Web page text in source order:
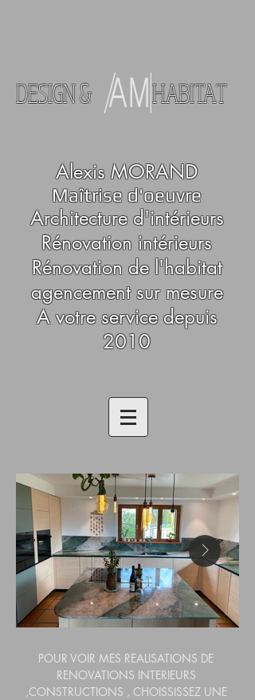
DESIGN & HABITAT
Alexis MORAND
Maîtrise d'oeuvre
Architecture d'intérieurs
Rénovation intérieurs
Rénovation de l'habitat
agencement sur mesure
A votre service depuis
2010
POUR VOIR MES REALISATIONS DE
RENOVATIONS INTERIEURS
,CONSTRUCTIONS , CHOISSISSEZ UNE